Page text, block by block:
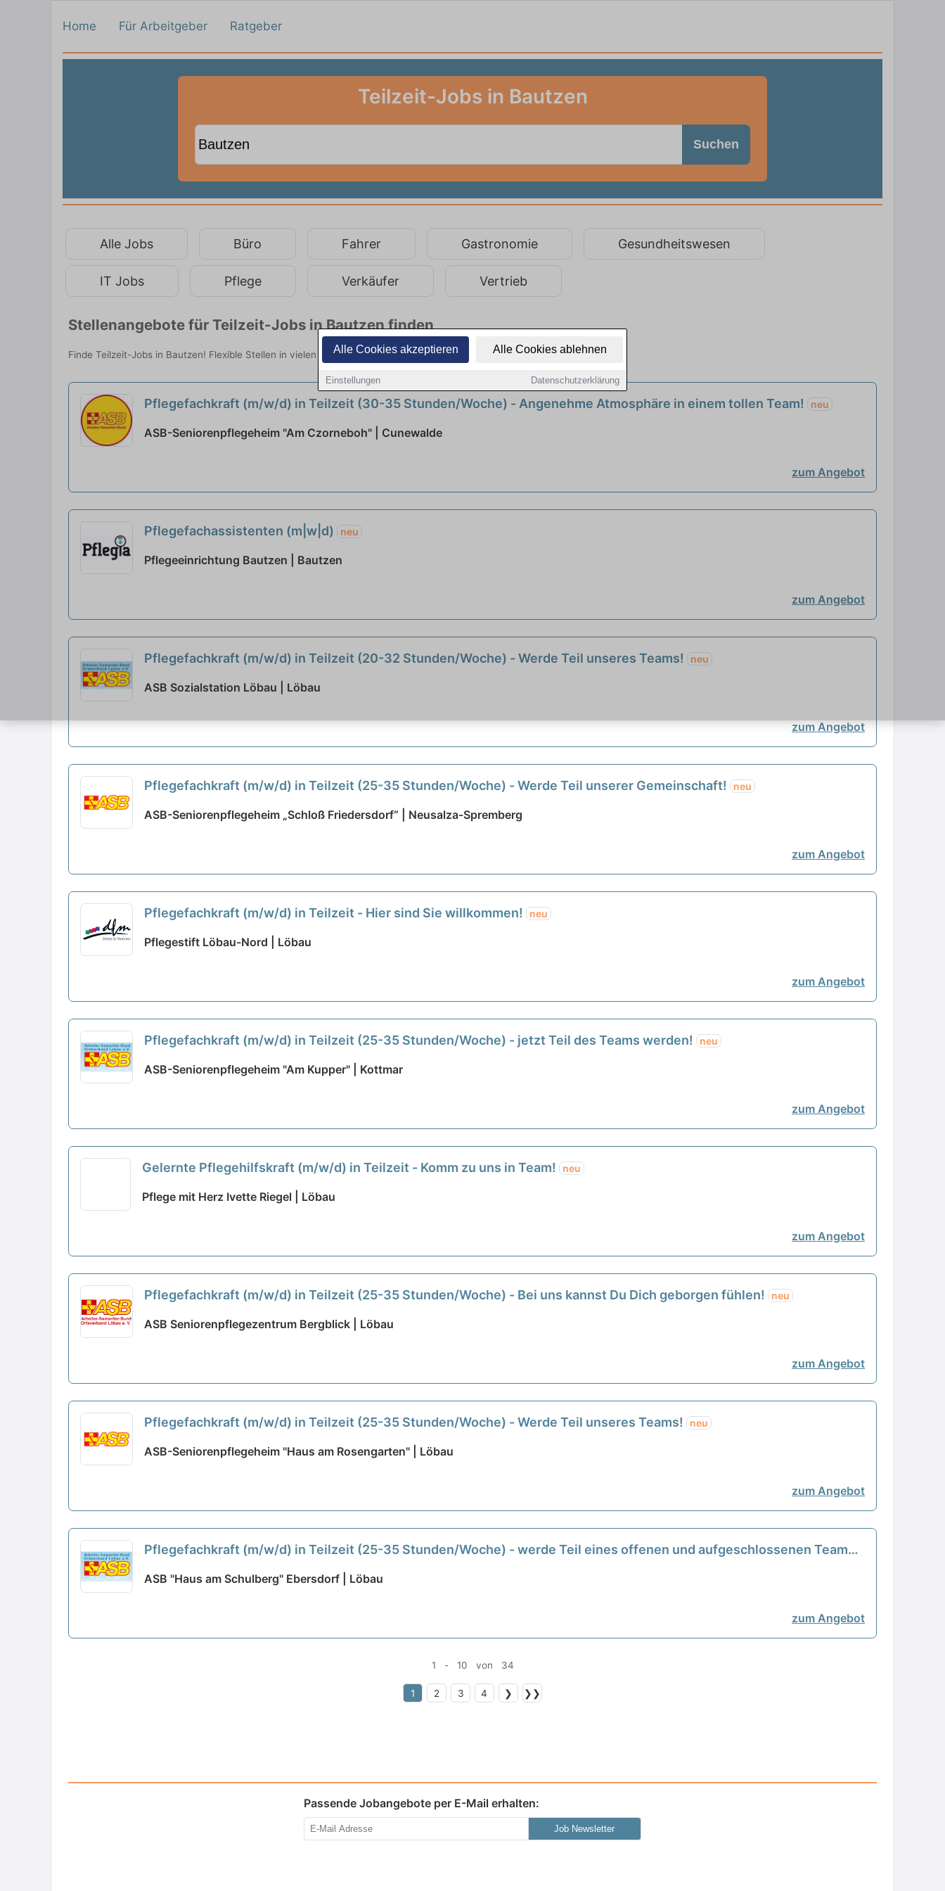
Alle Cookies akzeptieren Alle Cookies ablehnen
Einstellungen Datenschutzerklärung
Home Für Arbeitgeber Ratgeber
Teilzeit-Jobs in Bautzen
Suchen
Alle Jobs Büro Fahrer Gastronomie Gesundheitswesen
IT Jobs Pflege Verkäufer Vertrieb
Stellenangebote für Teilzeit-Jobs in Bautzen finden
Finde Teilzeit-Jobs in Bautzen! Flexible Stellen in vielen Branchen. Jetzt bewerben!
Pflegefachkraft (m/w/d) in Teilzeit (30-35 Stunden/Woche) - Angenehme Atmosphäre in einem tollen Team! neu
ASB-Seniorenpflegeheim "Am Czorneboh" | Cunewalde
zum Angebot
Pflegefachassistenten (m|w|d) neu
Pflegeeinrichtung Bautzen | Bautzen
zum Angebot
Pflegefachkraft (m/w/d) in Teilzeit (20-32 Stunden/Woche) - Werde Teil unseres Teams! neu
ASB Sozialstation Löbau | Löbau
zum Angebot
Pflegefachkraft (m/w/d) in Teilzeit (25-35 Stunden/Woche) - Werde Teil unserer Gemeinschaft! neu
ASB-Seniorenpflegeheim „Schloß Friedersdorf“ | Neusalza-Spremberg
zum Angebot
Pflegefachkraft (m/w/d) in Teilzeit - Hier sind Sie willkommen! neu
Pflegestift Löbau-Nord | Löbau
zum Angebot
Pflegefachkraft (m/w/d) in Teilzeit (25-35 Stunden/Woche) - jetzt Teil des Teams werden! neu
ASB-Seniorenpflegeheim "Am Kupper" | Kottmar
zum Angebot
Gelernte Pflegehilfskraft (m/w/d) in Teilzeit - Komm zu uns in Team! neu
Pflege mit Herz Ivette Riegel | Löbau
zum Angebot
Pflegefachkraft (m/w/d) in Teilzeit (25-35 Stunden/Woche) - Bei uns kannst Du Dich geborgen fühlen! neu
ASB Seniorenpflegezentrum Bergblick | Löbau
zum Angebot
Pflegefachkraft (m/w/d) in Teilzeit (25-35 Stunden/Woche) - Werde Teil unseres Teams! neu
ASB-Seniorenpflegeheim "Haus am Rosengarten" | Löbau
zum Angebot
Pflegefachkraft (m/w/d) in Teilzeit (25-35 Stunden/Woche) - werde Teil eines offenen und aufgeschlossenen Teams!
ASB "Haus am Schulberg" Ebersdorf | Löbau
zum Angebot
1 - 10 von 34
1 2 3 4 ❯ ❯❯
Passende Jobangebote per E-Mail erhalten:
Job Newsletter